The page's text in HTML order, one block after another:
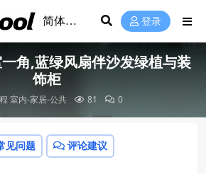
登录
角,蓝绿风扇伴沙发绿植与装
饰柜
室内-家居-公共 81 0
见问题 评论建议